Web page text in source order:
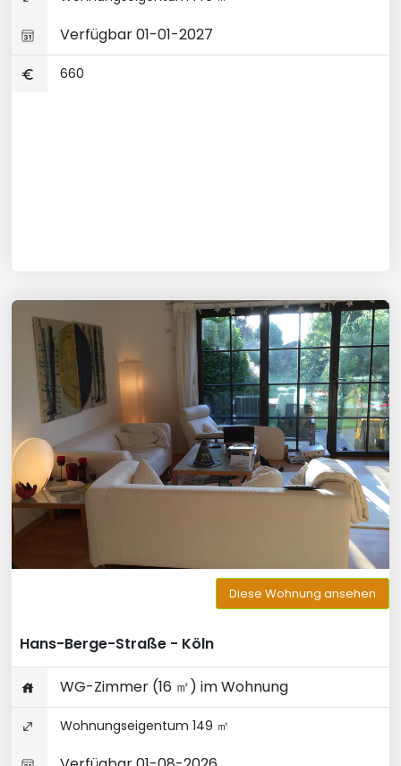
Verfügbar 01-01-2027
660
Diese Wohnung ansehen
Hans-Berge-Straße - Köln
WG-Zimmer (16 ㎡) im Wohnung
Wohnungseigentum 149 ㎡